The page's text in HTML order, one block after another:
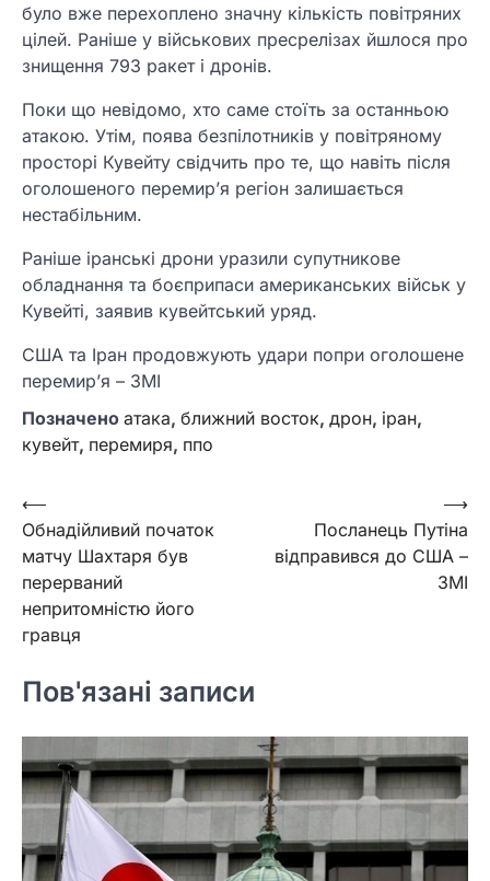
було вже перехоплено значну кількість повітряних
цілей. Раніше у військових пресрелізах йшлося про
знищення 793 ракет і дронів.
Поки що невідомо, хто саме стоїть за останньою
атакою. Утім, поява безпілотників у повітряному
просторі Кувейту свідчить про те, що навіть після
оголошеного перемир’я регіон залишається
нестабільним.
Раніше іранські дрони уразили супутникове
обладнання та боєприпаси американських військ у
Кувейті, заявив кувейтський уряд.
США та Іран продовжують удари попри оголошене
перемир’я – ЗМІ
Позначено атака, ближний восток, дрон, іран,
кувейт, перемиря, ппо
Навігація
записів
⟵
Обнадійливий початок
матчу Шахтаря був
перерваний
непритомністю його
гравця
Посланець Путіна
відправився до США –
ЗМІ
⟶
Пов'язані записи